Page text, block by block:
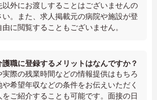
外にお渡しすることはございませんの
い。また、求人掲載元の病院や施設が登
に閲覧することもございません。
護職に登録するメリットはなんですか？
際の残業時間などの情報提供はもちろ
や希望年収などの条件をお伝えいただく
をご紹介することも可能です。面接の日